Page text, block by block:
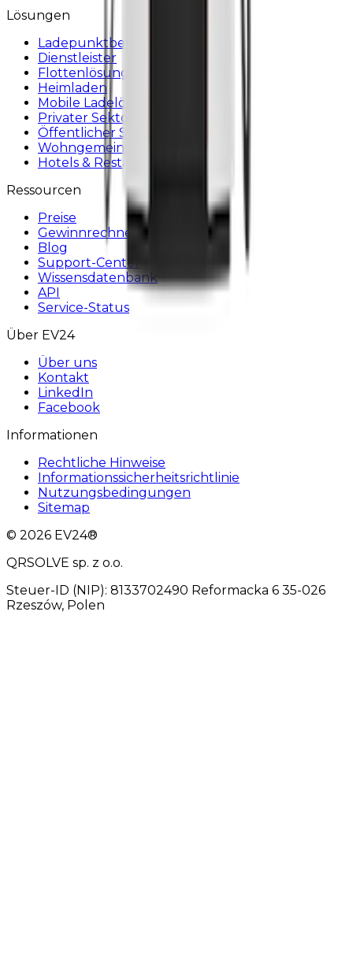
Lösungen
Ladepunktbetreiber
Dienstleister
Flottenlösungen
Heimladen
Mobile Ladelösung
Privater Sektor
Öffentlicher Sektor
Wohngemeinschaften
Hotels & Restaurants
Ressourcen
Preise
Gewinnrechner
Blog
Support-Center
Wissensdatenbank
API
Service-Status
Über EV24
Über uns
Kontakt
LinkedIn
Facebook
Informationen
Rechtliche Hinweise
Informationssicherheitsrichtlinie
Nutzungsbedingungen
Sitemap
© 2026 EV24®
QRSOLVE sp. z o.o.
Steuer-ID (NIP): 8133702490 Reformacka 6 35-026
Rzeszów, Polen